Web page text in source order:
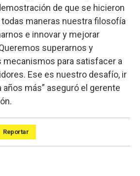
de que se hicieron
todas maneras nuestra filosofía
e innovar y mejorar
superarnos y
mecanismos para satisfacer a
Ese es nuestro desafío, ir
más” aseguró el gerente
Reportar